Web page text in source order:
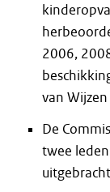
2006,
van
De
twee